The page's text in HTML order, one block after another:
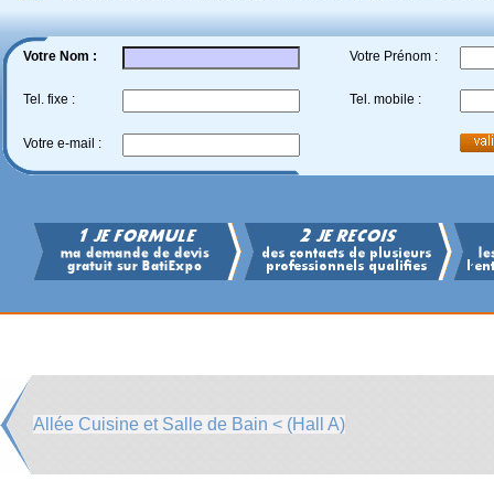
Votre Nom : Votre Prénom :
Tel. fixe : Tel. mobile :
Votre e-mail :
Allée Cuisine et Salle de Bain < (Hall A)